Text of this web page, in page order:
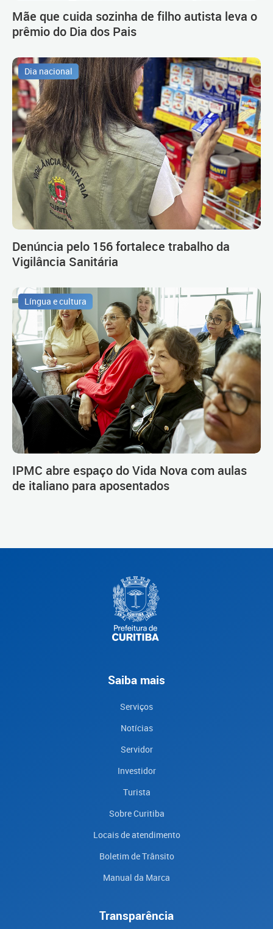
Mãe que cuida sozinha de filho autista leva o
prêmio do Dia dos Pais
Dia nacional
Denúncia pelo 156 fortalece trabalho da
Vigilância Sanitária
Língua e cultura
IPMC abre espaço do Vida Nova com aulas
de italiano para aposentados
Saiba mais
Serviços
Notícias
Servidor
Investidor
Turista
Sobre Curitiba
Locais de atendimento
Boletim de Trânsito
Manual da Marca
Transparência